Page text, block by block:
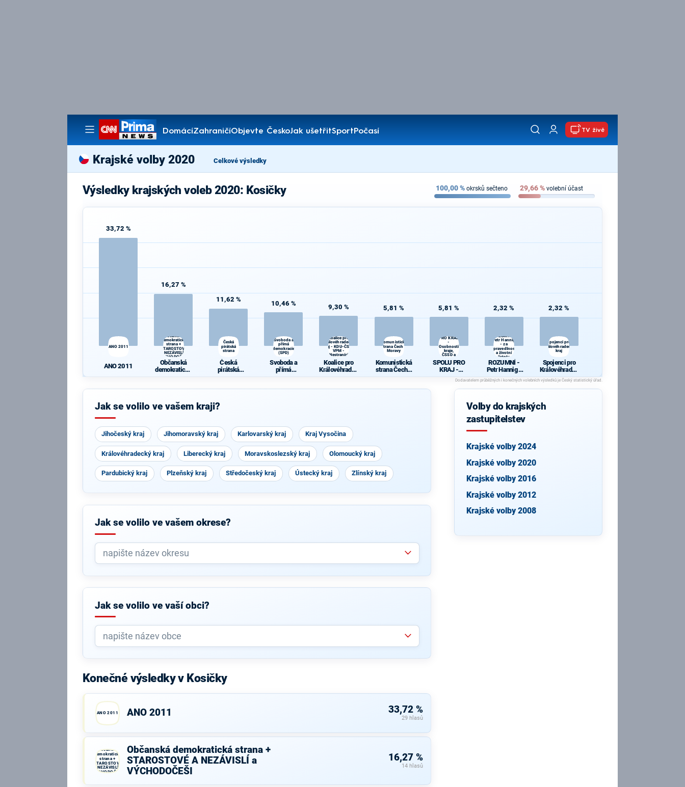
DomácíZahraničíObjevte ČeskoJak ušetřitSportPočasí
Pořady
TV živě
Krajské volby 2020 Celkové výsledky
Výsledky krajských voleb 2020: Kosičky 100,00% okrsků sečteno 29,66% volební účast
33,72 %
ANO 2011
ANO 2011
16,27 %
Občanská
demokratická
strana +
STAROSTOVÉ
A NEZÁVISLÍ a
VÝCHODOČEŠI
Občanská
demokratická
A NEZÁVISLÍ
VÝCHODOČE
11,62 %
Česká
pirátská
strana
Česká
pirátská
10,46 %
Svoboda a
přímá
demokracie
(SPD)
Svoboda a
přímá
9,30 %
Koalice pro
Královéhradecký
kraj - KDU-ČSL -
VPM -
Nestraníci
Koalice pro
Královéhradec
Nestraníci
5,81 %
Komunistická
strana Čech a
Moravy
Komunistická
strana Čech a
Moravy
5,81 %
PRO KRAJ
-
Osobnosti
kraje,
ČSSD a
SPOLU PRO
KRAJ -
Osobnosti
kraje, ČSSD a
Zelení
2,32 %
ROZUMNÍ -
Petr Hannig
- za
spravedlnost
a životní
jistoty
ROZUMNÍ -
Petr Hannig -
za
spravedlnost
a životní
2,32 %
Spojenci pro
Královéhradecký
kraj
Spojenci pro
Královéhradec
ký kraj
Jak se volilo ve vašem kraji?
Jihočeský kraj Jihomoravský kraj Karlovarský kraj Kraj Vysočina
Královéhradecký kraj Liberecký kraj Moravskoslezský kraj Olomoucký kraj
Pardubický kraj Plzeňský kraj Středočeský kraj Ústecký kraj Zlínský kraj
Jak se volilo ve vašem okrese?
Jak se volilo ve vaší obci?
Konečné výsledky v Kosičky
ANO 2011 ANO 2011 33,72 %
29 hlasů
Občanská
demokratická
strana +
STAROSTOVÉ
A NEZÁVISLÍ a
VÝCHODOČEŠI
Občanská demokratická strana +
STAROSTOVÉ A NEZÁVISLÍ a
VÝCHODOČEŠI
16,27 %
14 hlasů
Volby do krajských
zastupitelstev
Krajské volby 2024
Krajské volby 2020
Krajské volby 2016
Krajské volby 2012
Krajské volby 2008